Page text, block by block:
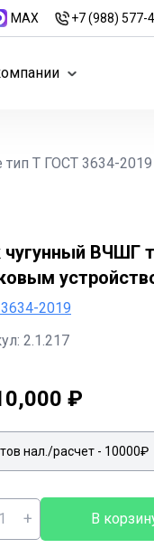
MAX +7 (988) 577-
Т ГОСТ 3634-2019
ВЧШГ
2019
2.1.217
₽
+ В